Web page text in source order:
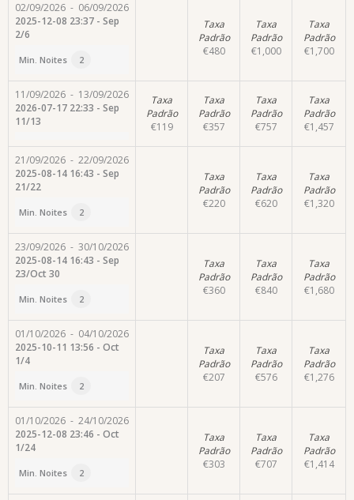
02/09/2026 - 06/09/2026
2025-12-08 23:37 - Sep
2/6
Min. Noites 2
Taxa
Padrão
€480
Taxa
Padrão
€1,000
Taxa
Padrão
€1,700
11/09/2026 - 13/09/2026
2026-07-17 22:33 - Sep
11/13
Taxa
Padrão
€119
Taxa
Padrão
€357
Taxa
Padrão
€757
Taxa
Padrão
€1,457
21/09/2026 - 22/09/2026
2025-08-14 16:43 - Sep
21/22
Min. Noites 2
Taxa
Padrão
€220
Taxa
Padrão
€620
Taxa
Padrão
€1,320
23/09/2026 - 30/10/2026
2025-08-14 16:43 - Sep
23/Oct 30
Min. Noites 2
Taxa
Padrão
€360
Taxa
Padrão
€840
Taxa
Padrão
€1,680
01/10/2026 - 04/10/2026
2025-10-11 13:56 - Oct
1/4
Min. Noites 2
Taxa
Padrão
€207
Taxa
Padrão
€576
Taxa
Padrão
€1,276
01/10/2026 - 24/10/2026
2025-12-08 23:46 - Oct
1/24
Min. Noites 2
Taxa
Padrão
€303
Taxa
Padrão
€707
Taxa
Padrão
€1,414